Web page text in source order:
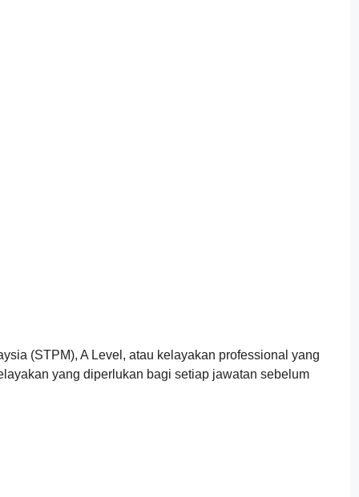
(STPM), A Level, atau kelayakan professional yang
yang diperlukan bagi setiap jawatan sebelum